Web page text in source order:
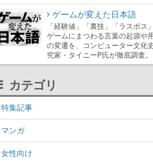
ゲームが変えた日本語
「経験値」「裏技」「ラスボス
ゲームにまつわる言葉の起源や
の変遷を、コンピューター文化
究家・タイニーP氏が徹底調査。
カテゴリ
特集記事
マンガ
女性向け